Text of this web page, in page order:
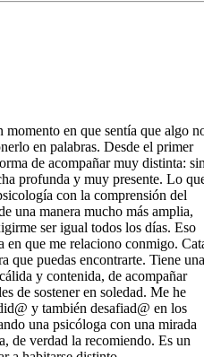
en que sentía que algo
en palabras. Desde el primer
de acompañar muy distinta:
profunda y muy presente. Lo
con la comprensión del
una manera mucho más amplia,
ser igual todos los días. Eso
en que me relaciono conmigo.
que puedas encontrarte. Tiene una
y contenida, de acompañar
de sostener en soledad. Me he
y también desafiad@ en los
una psicóloga con una mirada
de verdad la recomiendo. Es un